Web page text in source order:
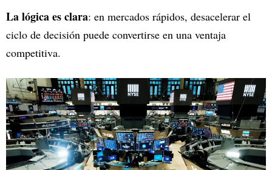
La lógica es clara: en mercados rápidos, desacelerar el
ciclo de decisión puede convertirse en una ventaja
competitiva.